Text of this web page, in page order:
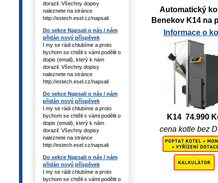
dorazil. Všechny dopisy
naleznete na stránce
http://estech.esel.cz/napsali
Do sekce Napsali o nás / nám
přidán nový příspěvek
I my se rádi chlubíme a proto
bychom se chtěli s vámi podělit o
dopis (email), který k nám
dorazil. Všechny dopisy
naleznete na stránce
http://estech.esel.cz/napsali
Do sekce Napsali o nás / nám
přidán nový příspěvek
I my se rádi chlubíme a proto
bychom se chtěli s vámi podělit o
dopis (email), který k nám
dorazil. Všechny dopisy
naleznete na stránce
http://estech.esel.cz/napsali
Do sekce Napsali o nás / nám
přidán nový příspěvek
I my se rádi chlubíme a proto
bychom se chtěli s vámi podělit o
Automatický
Benekov K14 na
Informace o
K14 74.990
cena kotle bez